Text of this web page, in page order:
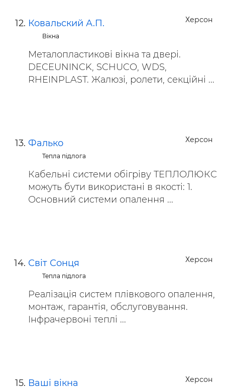
Херсон
Ковальский А.П.
Вікна
Металопластикові вікна та двері.
DECEUNINCK, SCHUCO, WDS,
RHEINPLAST. Жалюзі, ролети, секційні ...
Херсон
Фалько
Тепла підлога
Кабельні системи обігріву ТЕПЛОЛЮКС
можуть бути використані в якості: 1.
Основний системи опалення ...
Херсон
Світ Сонця
Тепла підлога
Реалізація систем плівкового опалення,
монтаж, гарантія, обслуговування.
Інфрачервоні теплі ...
Херсон
Ваші вікна